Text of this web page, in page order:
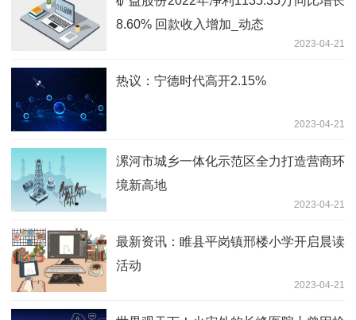
8.60% 回款收入增加_动态
2023-04-21
热议：宁德时代高开2.15%
2023-04-21
漯河市城乡一体化示范区全力打造营商环
境新高地
2023-04-21
最新资讯：睢县平岗镇邢楼小学开启晨读
活动
2023-04-21